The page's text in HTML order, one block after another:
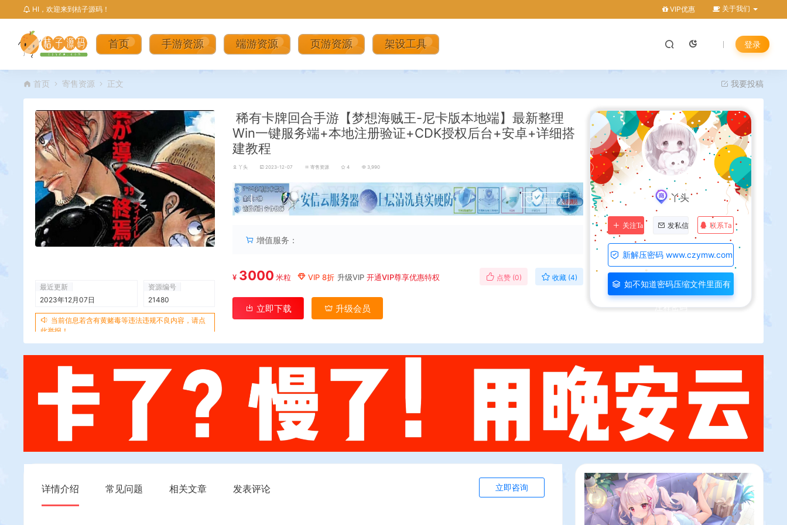
HI，欢迎来到桔子源码！ VIP优惠 关于我们
首页 手游资源 端游资源 页游资源 架设工具 登录
首页 寄售资源 正文 我要投稿
最近更新
2023年12月07日
资源编号
21480
当前信息若含有黄赌毒等违法违规不良内容，请点
此举报！
稀有卡牌回合手游【梦想海贼王-尼卡版本地端】最新整理
Win一键服务端+本地注册验证+CDK授权后台+安卓+详细搭
建教程
丫头 2023-12-07 寄售资源 4 3,990
丨 点击进入
增值服务：
¥ 3000 米粒 VIP 8折 升级VIP 开通VIP尊享优惠特权 点赞 (0) 收藏 (4)
立即下载 升级会员
丫头
关注Ta 发私信 联系Ta
新解压密码 www.czymw.com
如不知道密码压缩文件里面有
详情介绍 常见问题 相关文章 发表评论 立即咨询